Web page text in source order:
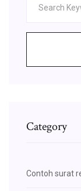
Category
Contoh surat